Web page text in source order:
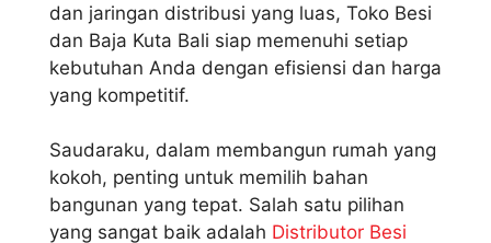
dan jaringan distribusi yang luas, Toko Besi
dan Baja Kuta Bali siap memenuhi setiap
kebutuhan Anda dengan efisiensi dan harga
yang kompetitif.
Saudaraku, dalam membangun rumah yang
kokoh, penting untuk memilih bahan
bangunan yang tepat. Salah satu pilihan
yang sangat baik adalah Distributor Besi